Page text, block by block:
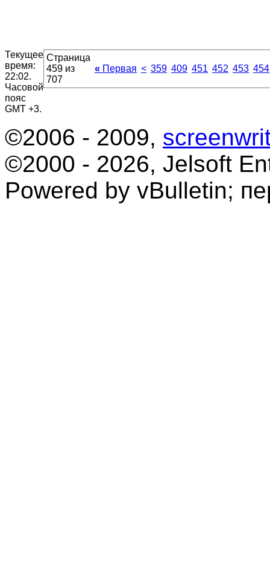
Текущее
время:
22:02.
Часовой
пояс
GMT +3.
Страница
459 из
707
« Первая < 359 409 451 452 453 454
©2006 - 2009,
©2000 - 2026, Jelsoft
Powered by vBulletin;